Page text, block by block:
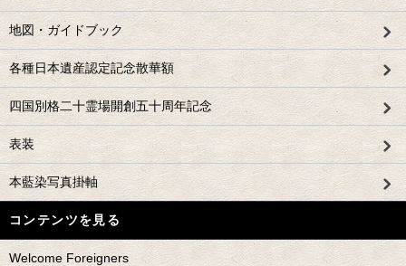
地図・ガイドブック
各種日本遺産認定記念散華額
四国別格二十霊場開創五十周年記念
表装
本藍染写真掛軸
コンテンツを見る
Welcome Foreigners